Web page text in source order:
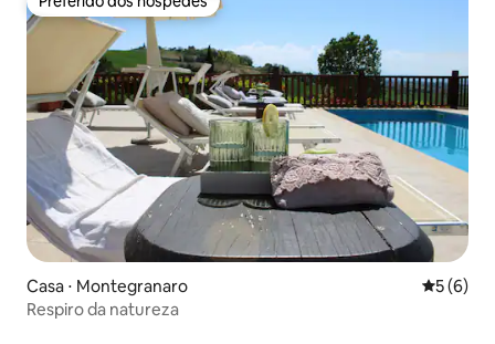
Preferido dos hóspedes
Casa ⋅ Montegranaro 5 de
5 (6)
Respiro da natureza